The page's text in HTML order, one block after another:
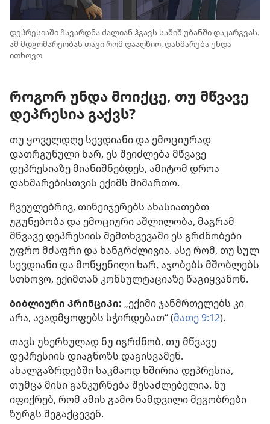
დეპრესიაში ჩავარდნა ძალიან ჰგავს საშიშ უბანში დაკარგვას.
ამ მდგომარეობას თავი რომ დააღწიო, დახმარება უნდა
ითხოვო
როგორ უნდა მოიქცე, თუ მწვავე
დეპრესია გაქვს?
თუ ყოველდღე სევდიანი და ემოციურად
დათრგუნული ხარ, ეს შეიძლება მწვავე
დეპრესიაზე მიანიშნებდეს, ამიტომ დროა
დახმარებისთვის ექიმს მიმართო.
ჩვეულებრივ, თინეიჯერებს ახასიათებთ
უგუნებობა და ემოციური აშლილობა, მაგრამ
მწვავე დეპრესიის შემთხვევაში ეს გრძნობები
უფრო მძაფრი და ხანგრძლივია. ასე რომ, თუ სულ
სევდიანი და მოწყენილი ხარ, აჯობებს მშობლებს
სთხოვო, ექიმთან კონსულტაციაზე წაგიყვანონ.
ბიბლიური პრინციპი: „ექიმი ჯანმრთელებს კი
არა, ავადმყოფებს სჭირდებათ“ (მათე 9:12).
თავს უხერხულად ნუ იგრძნობ, თუ მწვავე
დეპრესიის დიაგნოზს დაგისვამენ.
ახალგაზრდებში საკმაოდ ხშირია დეპრესია,
თუმცა მისი განკურნება შესაძლებელია. ნუ
იფიქრებ, რომ ამის გამო ნამდვილი მეგობრები
ზურგს შეგაქცევენ.